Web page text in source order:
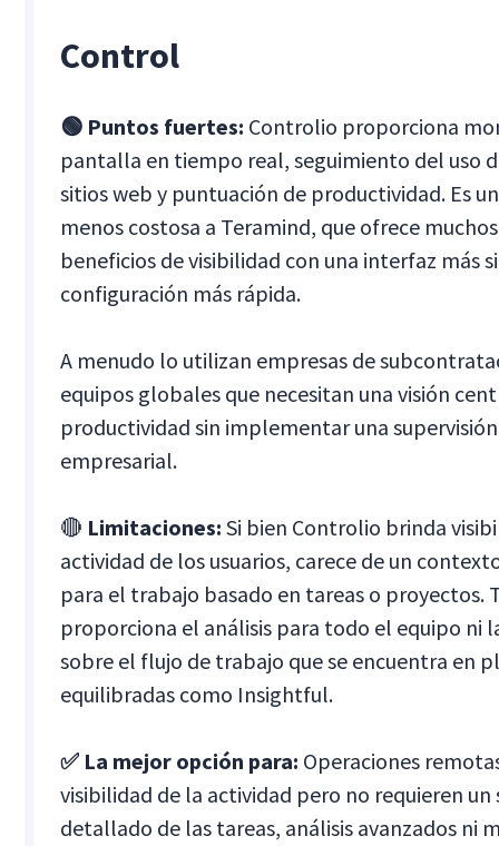
Control
🟢 Puntos fuertes: Controlio proporciona
pantalla en tiempo real, seguimiento del uso
sitios web y puntuación de productividad. Es
menos costosa a Teramind, que ofrece
beneficios de visibilidad con una interfaz más
configuración más rápida.
A menudo lo utilizan empresas de
equipos globales que necesitan una visión
productividad sin implementar una
empresarial.
🔴 Limitaciones: Si bien Controlio brinda
actividad de los usuarios, carece de un
para el trabajo basado en tareas o proyectos.
proporciona el análisis para todo el equipo ni
sobre el flujo de trabajo que se encuentra en
equilibradas como Insightful.
✅ La mejor opción para: Operaciones
visibilidad de la actividad pero no requieren
detallado de las tareas, análisis avanzados ni